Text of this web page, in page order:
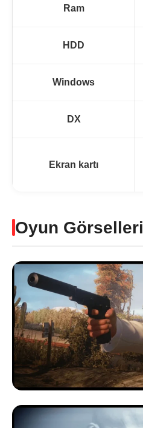
Ram
HDD
Windows
DX
Ekran kartı
Oyun Görselleri